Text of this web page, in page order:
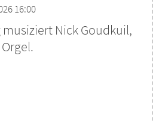
16:00
musiziert Nick Goudkuil,